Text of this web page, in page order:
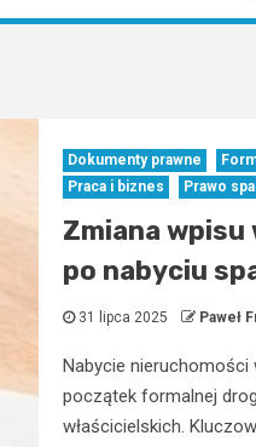
Dokumenty prawne
Praca i biznes
Prawo
Zmiana
po nabyciu
31 lipca 2025 Paweł
Nabycie
początek formalnej
właścicielskich.